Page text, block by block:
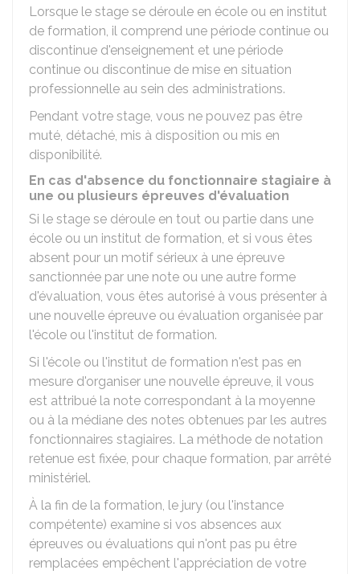
Lorsque le stage se déroule en école ou en institut
de formation, il comprend une période continue ou
discontinue d'enseignement et une période
continue ou discontinue de mise en situation
professionnelle au sein des administrations.
Pendant votre stage, vous ne pouvez pas être
muté, détaché, mis à disposition ou mis en
disponibilité.
En cas d'absence du fonctionnaire stagiaire à
une ou plusieurs épreuves d'évaluation
Si le stage se déroule en tout ou partie dans une
école ou un institut de formation, et si vous êtes
absent pour un motif sérieux à une épreuve
sanctionnée par une note ou une autre forme
d'évaluation, vous êtes autorisé à vous présenter à
une nouvelle épreuve ou évaluation organisée par
l'école ou l'institut de formation.
Si l'école ou l'institut de formation n'est pas en
mesure d'organiser une nouvelle épreuve, il vous
est attribué la note correspondant à la moyenne
ou à la médiane des notes obtenues par les autres
fonctionnaires stagiaires. La méthode de notation
retenue est fixée, pour chaque formation, par arrêté
ministériel.
À la fin de la formation, le jury (ou l'instance
compétente) examine si vos absences aux
épreuves ou évaluations qui n'ont pas pu être
remplacées empêchent l'appréciation de votre